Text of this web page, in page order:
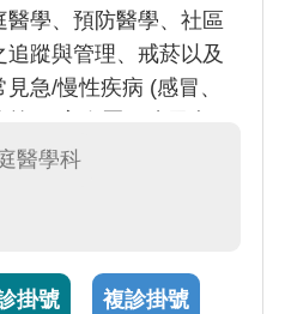
學、預防醫學、社區
蹤與管理、戒菸以及
急/慢性疾病 (感冒、
門診服務外，同時為
商業務。
醫學科
掛號 複診掛號